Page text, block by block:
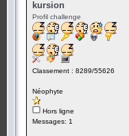
kursion
Profil challenge
Classement : 8289/55626
Néophyte
Hors ligne
Messages: 1